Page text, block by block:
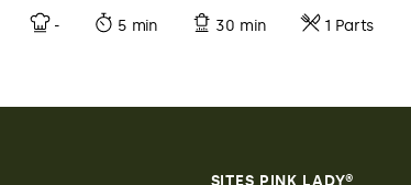
- 5 min 30 min 1 Parts